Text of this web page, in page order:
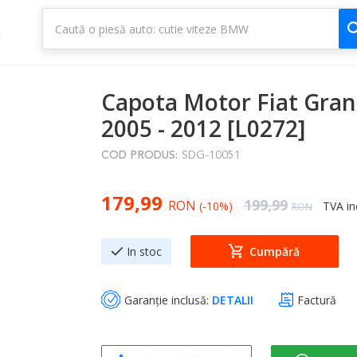
Capota Motor Fiat
2005 - 2012 [L0272]
COD PRODUS: SDG-10051
Special Price
179,99 RON (-10%) Regular Price
199,99 RON TVA
In stoc Cumpără
Garanție inclusă: DETALII Factură